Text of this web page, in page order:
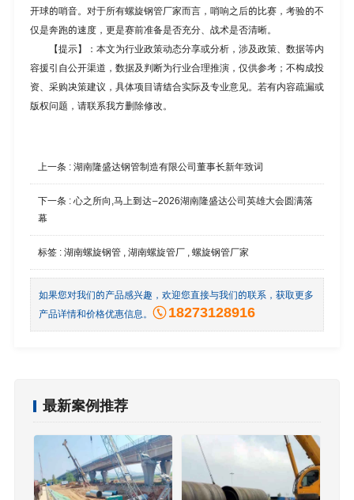
开球的哨音。对于所有螺旋钢管厂家而言，哨响之后的比赛，考验的不
仅是奔跑的速度，更是赛前准备是否充分、战术是否清晰。
【提示】：本文为行业政策动态分享或分析，涉及政策、数据等内
容援引自公开渠道，数据及判断为行业合理推演，仅供参考；不构成投
资、采购决策建议，具体项目请结合实际及专业意见。若有内容疏漏或
版权问题，请联系我方删除修改。
上一条 :湖南隆盛达钢管制造有限公司董事长新年致词
下一条 :心之所向,马上到达—2026湖南隆盛达公司英雄大会圆满落
幕
标签 :湖南螺旋钢管,湖南螺旋管厂,螺旋钢管厂家
如果您对我们的产品感兴趣，欢迎您直接与我们的联系，获取更多
产品详情和价格优惠信息。
18273128916
最新案例推荐